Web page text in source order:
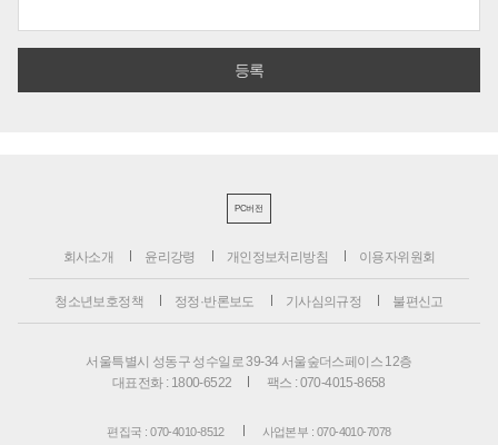
PC버전
회사소개 윤리강령 개인정보처리방침 이용자위원회
청소년보호정책 정정·반론보도 기사심의규정 불편신고
서울특별시 성동구 성수일로 39-34 서울숲더스페이스 12층
대표전화 : 1800-6522
팩스 : 070-4015-8658
편집국 : 070-4010-8512 사업본부 : 070-4010-7078